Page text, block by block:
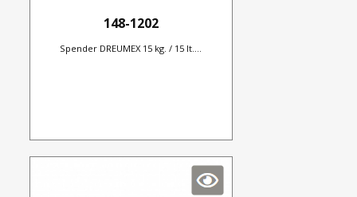
148-1202
Spender DREUMEX 15 kg. / 15 lt....